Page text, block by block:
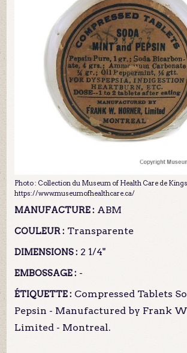
Photo : Collection du Museum of Health Care de
https://www.museumofhealthcare.ca/
MANUFACTURE : ABM
COULEUR : Transparente
DIMENSIONS : 2 1/4"
EMBOSSAGE : -
ÉTIQUETTE : Compressed Tablets
Pepsin - Manufactured by Frank
Limited - Montreal.